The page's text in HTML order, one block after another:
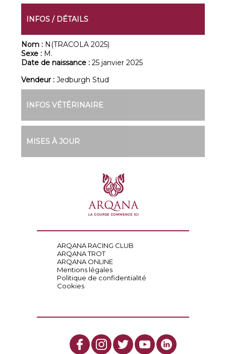
INFOS / DÉTAILS
Nom : N(TRACOLA 2025)
Sexe : M.
Date de naissance :25 janvier 2025
Vendeur :Jedburgh Stud
INFOS VÉTÉRINAIRE
MISES À JOUR
ARQANA RACING CLUB
ARQANA TROT
ARQANA ONLINE
Mentions légales
Politique de confidentialité
Cookies